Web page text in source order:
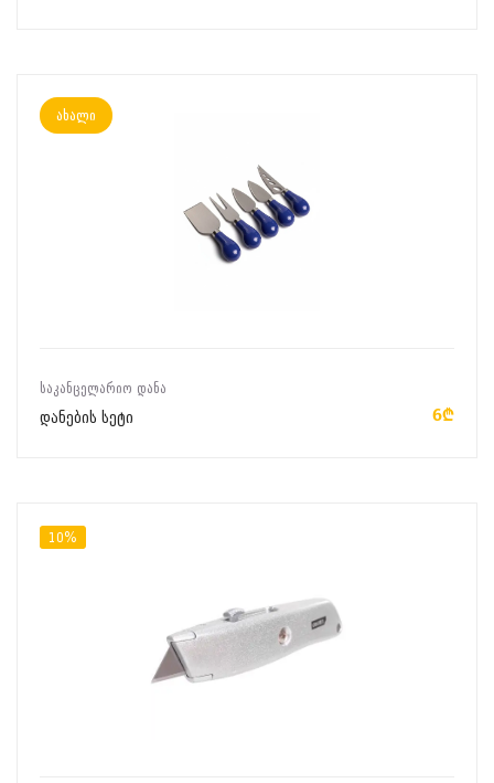
ახალი
ᲡᲐᲙᲐᲜᲪᲔᲚᲐᲠᲘᲝ ᲓᲐᲜᲐ
დანების სეტი 6₾
10%